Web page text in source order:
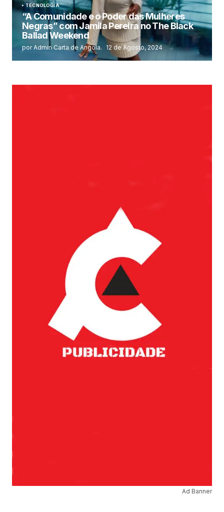
TECNOLOGIA
“A Comunidade e o Poder das Mulheres
Negras” com Jamila Pereira no The Black
Ballad Weekend
por Admin Carta de Angola. 12 de Agosto, 2024
Ad Banner